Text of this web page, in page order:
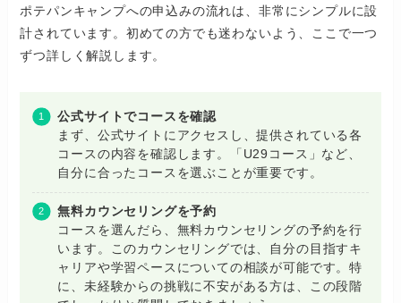
ポテパンキャンプへの申込みの流れは、非常にシンプルに設
計されています。初めての方でも迷わないよう、ここで一つ
ずつ詳しく解説します。
公式サイトでコースを確認
まず、公式サイトにアクセスし、提供されている各
コースの内容を確認します。「U29コース」など、
自分に合ったコースを選ぶことが重要です。
無料カウンセリングを予約
コースを選んだら、無料カウンセリングの予約を行
います。このカウンセリングでは、自分の目指すキ
ャリアや学習ペースについての相談が可能です。特
に、未経験からの挑戦に不安がある方は、この段階